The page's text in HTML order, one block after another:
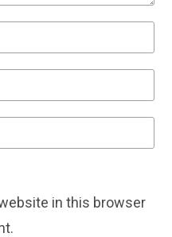
in this browser